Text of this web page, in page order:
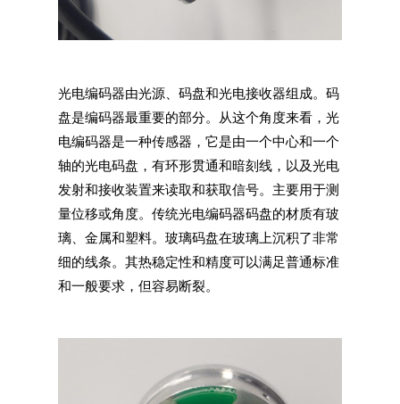
光电编码器由光源、码盘和光电接收器组成。码
盘是编码器最重要的部分。从这个角度来看，光
电编码器是一种传感器，它是由一个中心和一个
轴的光电码盘，有环形贯通和暗刻线，以及光电
发射和接收装置来读取和获取信号。主要用于测
量位移或角度。传统光电编码器码盘的材质有玻
璃、金属和塑料。玻璃码盘在玻璃上沉积了非常
细的线条。其热稳定性和精度可以满足普通标准
和一般要求，但容易断裂。